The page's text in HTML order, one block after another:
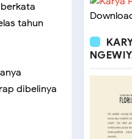
tahun
dibelinya